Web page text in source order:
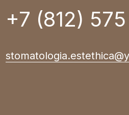
+7 (812)